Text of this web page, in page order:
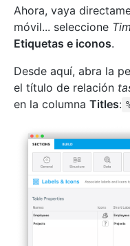
Ahora, vaya
móvil... seleccione
Etiquetas e iconos.
Desde aquí, abra la
el título de relación
en la columna Titles: